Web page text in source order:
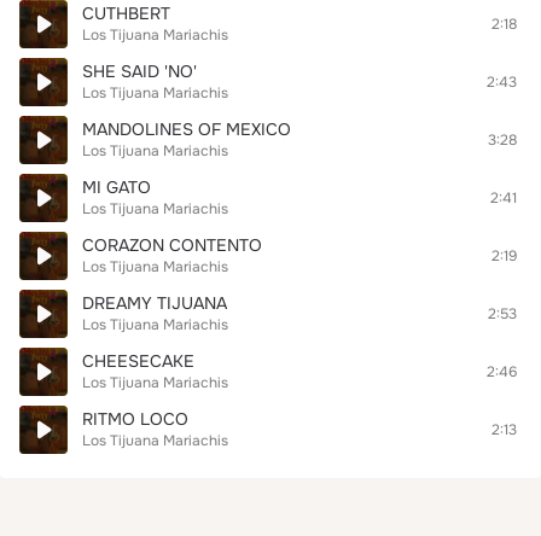
CUTHBERT
Los Tijuana Mariachis
2:18
SHE SAID 'NO'
Los Tijuana Mariachis
2:43
MANDOLINES OF MEXICO
Los Tijuana Mariachis
3:28
MI GATO
Los Tijuana Mariachis
2:41
CORAZON CONTENTO
Los Tijuana Mariachis
2:19
DREAMY TIJUANA
Los Tijuana Mariachis
2:53
CHEESECAKE
Los Tijuana Mariachis
2:46
RITMO LOCO
Los Tijuana Mariachis
2:13